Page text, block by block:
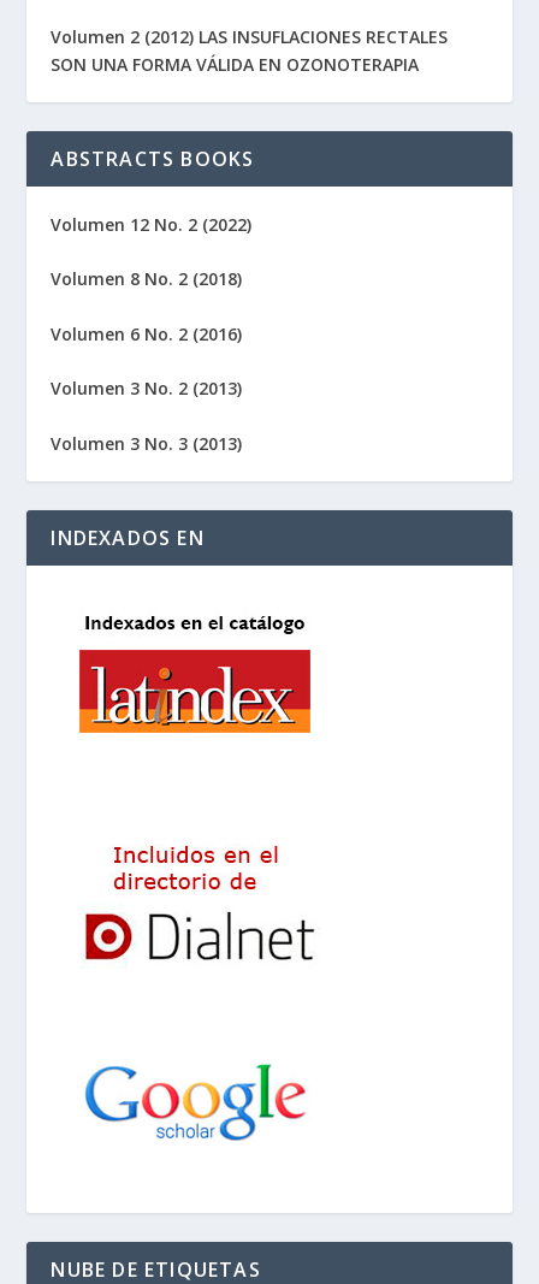
Volumen 2 (2012) LAS INSUFLACIONES RECTALES
SON UNA FORMA VÁLIDA EN OZONOTERAPIA
ABSTRACTS BOOKS
Volumen 12 No. 2 (2022)
Volumen 8 No. 2 (2018)
Volumen 6 No. 2 (2016)
Volumen 3 No. 2 (2013)
Volumen 3 No. 3 (2013)
INDEXADOS EN
NUBE DE ETIQUETAS